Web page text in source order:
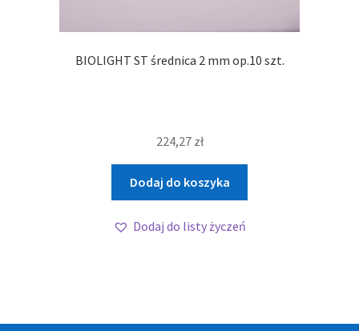
BIOLIGHT ST średnica 2 mm op.10 szt.
224,27 zł
Dodaj do koszyka
Dodaj do listy życzeń